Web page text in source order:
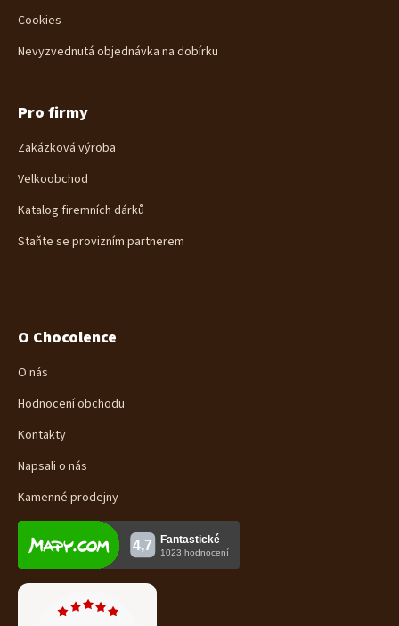
Cookies
Nevyzvednutá objednávka na dobírku
Pro firmy
Zakázková výroba
Velkoobchod
Katalog firemních dárků
Staňte se provizním partnerem
O Chocolence
O nás
Hodnocení obchodu
Kontakty
Napsali o nás
Kamenné prodejny